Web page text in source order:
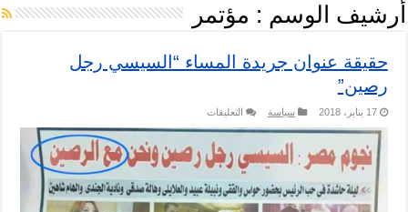
أرشيف الوسم : مؤتمر
حقيقة عنوان جريدة المساء “السيسي رجل
رصين”
17 يناير، 2018 سياسة التعليقات
عنوان
جريدة
المساء
“السيسي
رجل
رصين”
مغلقة